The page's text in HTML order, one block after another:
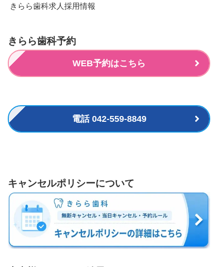
きらら歯科求人採用情報
きらら歯科予約
WEB予約はこちら
電話 042-559-8849
キャンセルポリシーについて